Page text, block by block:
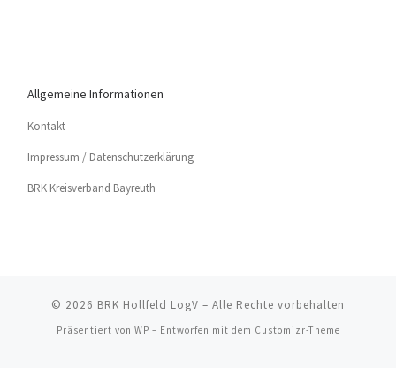
Allgemeine Informationen
Kon­takt
Impres­sum / Datenschutzerklärung
BRK Kreis­ver­band Bayreuth
© 2026 BRK Hollfeld LogV – Alle Rechte vorbehalten
Präsentiert von WP – Entworfen mit dem Customizr-Theme